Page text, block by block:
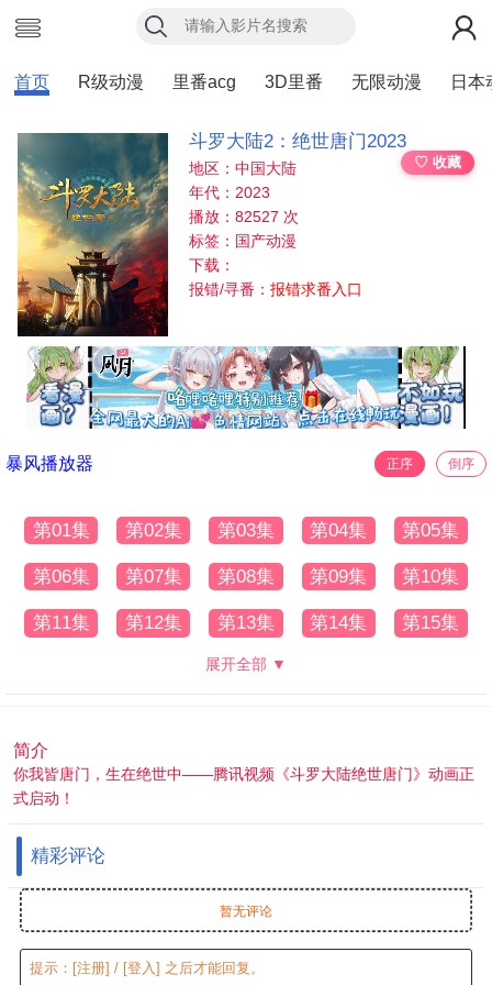
首页 R级动漫 里番acg 3D里番 无限动漫 日本
斗罗大陆2：绝世唐门2023
♡ 收藏
地区：中国大陆
年代：2023
播放：82527 次
标签：国产动漫
下载：
报错/寻番：报错求番入口
暴风播放器 正序 倒序
第01集 第02集 第03集 第04集 第05集
第06集 第07集 第08集 第09集 第10集
第11集 第12集 第13集 第14集 第15集
展开全部 ▼
简介
你我皆唐门，生在绝世中——腾讯视频《斗罗大陆绝世唐门》动画正
式启动！
精彩评论
暂无评论
提示： [注册] / [登入] 之后才能回复。